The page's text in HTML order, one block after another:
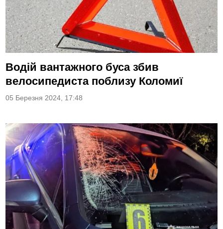
Водій вантажного буса збив
велосипедиста поблизу Коломиї
05 Березня 2024, 17:48